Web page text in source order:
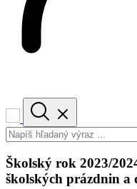
Školský rok 2023/
školských prázdnin